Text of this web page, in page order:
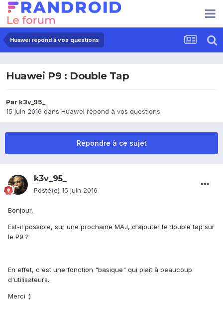
Huawei répond à vos questions
Huawei P9 : Double Tap
Par k3v_95_
15 juin 2016 dans Huawei répond à vos questions
Répondre à ce sujet
k3v_95_
Posté(e) 15 juin 2016
Bonjour,
Est-il possible, sur une prochaine MAJ, d'ajouter le double tap sur
le P9 ?
En effet, c'est une fonction "basique" qui plait à beaucoup
d'utilisateurs.
Merci :)